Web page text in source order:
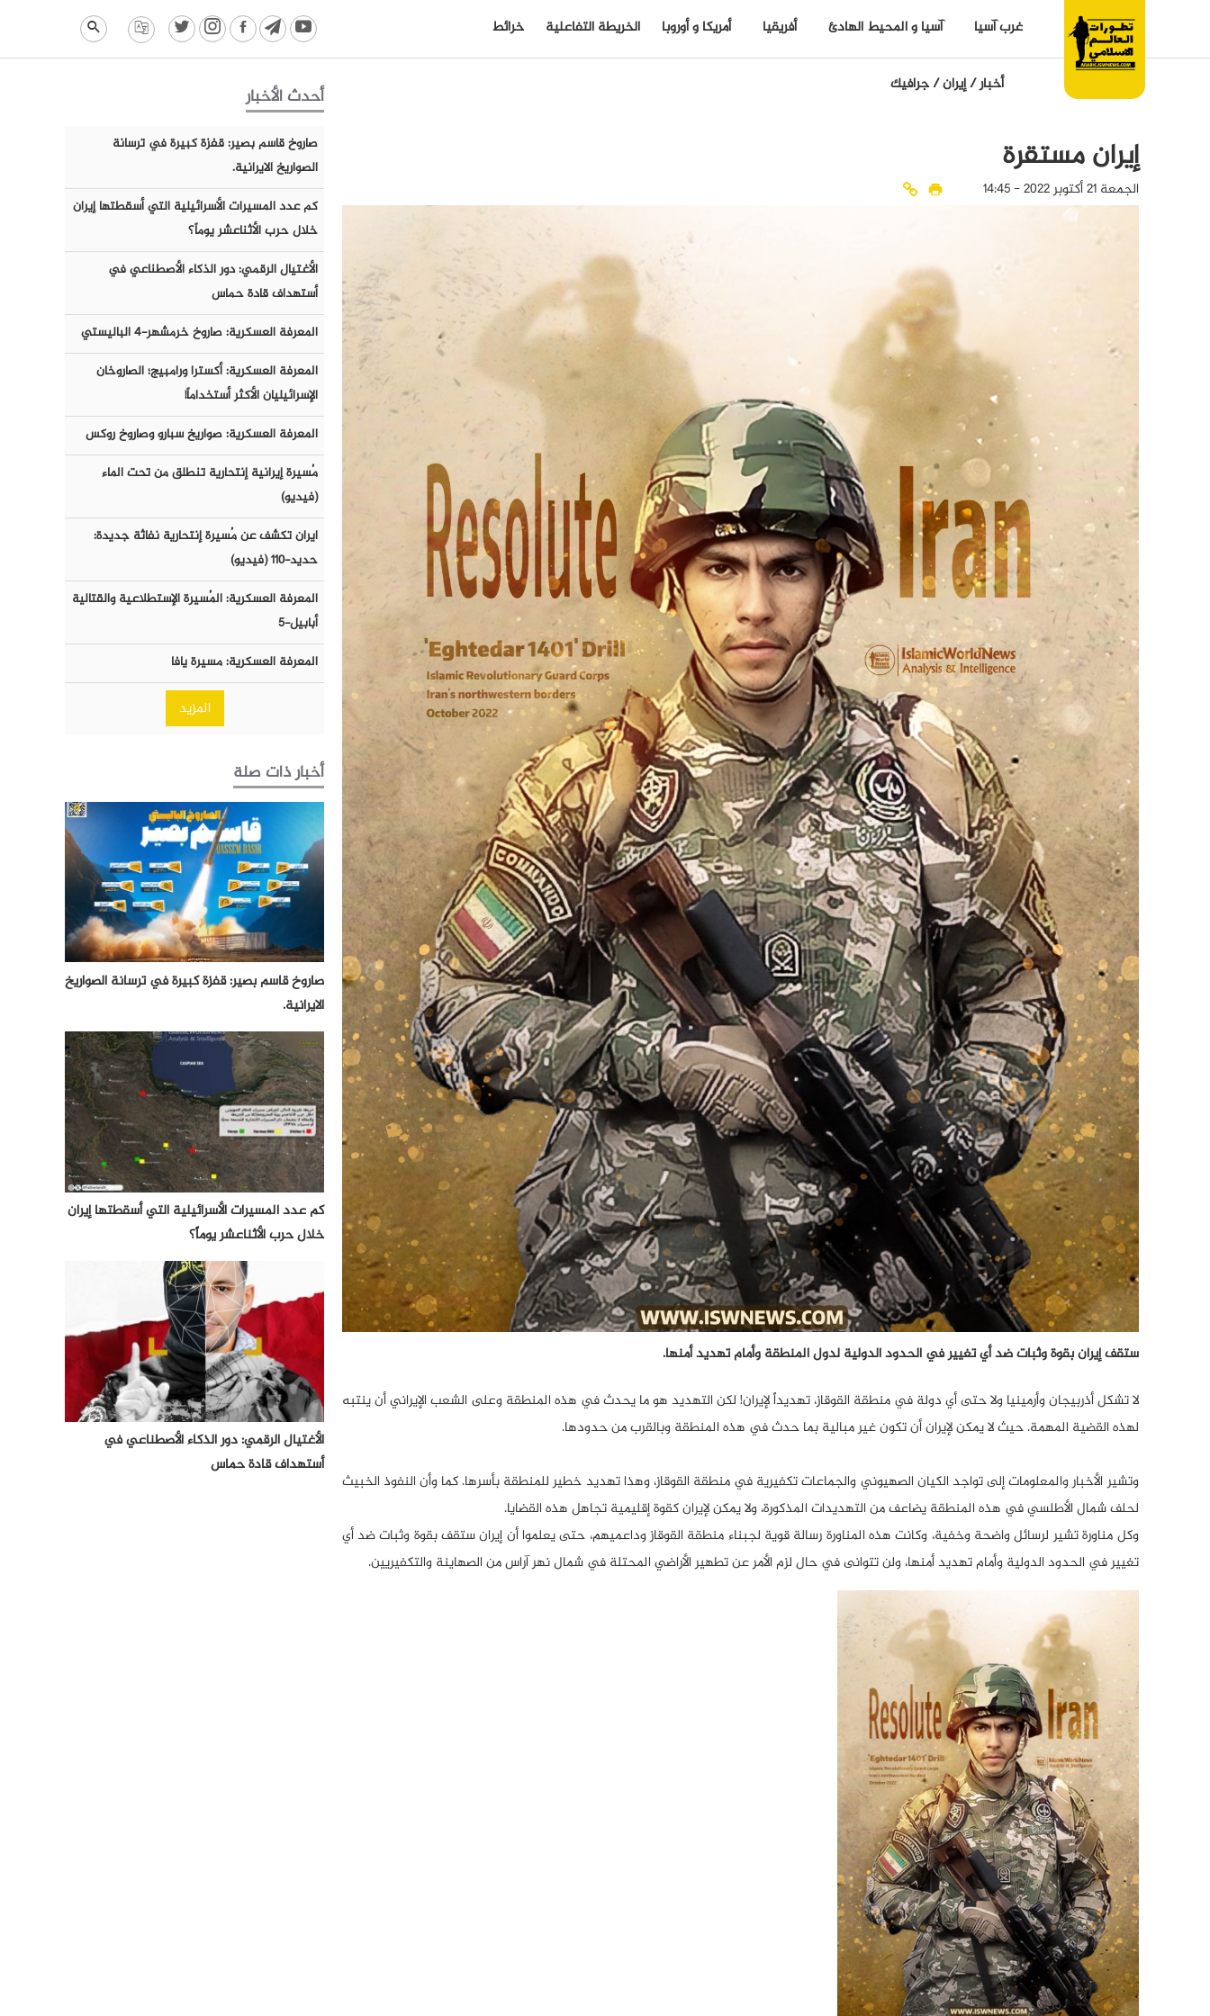
غرب آسيا آسيا و المحيط الهادئ أفريقيا أمريكا و أوروبا الخريطة التفاعلية خرائط
أخبار/إيران/جرافيك
إيران مستقرة
الجمعة 21 أكتوبر 2022 - 14:45
ستقف إيران بقوة وثبات ضد أي تغيير في الحدود الدولية لدول المنطقة وأمام تهديد أمنها.
لا تشكل أذربيجان وأرمينيا ولا حتى أي دولة في منطقة القوقاز، تهديداً لإيران! لكن التهديد هو ما يحدث في هذه المنطقة وعلى الشعب الإيراني أن ينتبه
لهذه القضية المهمة. حيث لا يمكن لإيران أن تكون غير مبالية بما حدث في هذه المنطقة وبالقرب من حدودها.
وتشير الأخبار والمعلومات إلى تواجد الكيان الصهيوني والجماعات تكفيرية في منطقة القوقاز، وهذا تهديد خطير للمنطقة بأسرها. كما وأن النفوذ الخبيث
لحلف شمال الأطلسي في هذه المنطقة يضاعف من التهديدات المذكورة، ولا يمكن لإيران كقوة إقليمية تجاهل هذه القضايا.
وكل مناورة تشير لرسائل واضحة وخفية، وكانت هذه المناورة رسالة قوية لجبناء منطقة القوقاز وداعميهم، حتى يعلموا أن إيران ستقف بقوة وثبات ضد أي
تغيير في الحدود الدولية وأمام تهديد أمنها، ولن تتوانى في حال لزم الأمر عن تطهير الأراضي المحتلة في شمال نهر آراس من الصهاينة والتكفيريين.
أحدث الأخبار
صاروخ قاسم بصير: قفزة كبيرة في ترسانة
الصواريخ الايرانية.
كم عدد المسيرات الأسرائيلية التي أسقطتها إيران
خلال حرب الأثناعشر يوماً؟
الأغتيال الرقمي: دور الذكاء الأصطناعي في
أستهداف قادة حماس
المعرفة العسكرية: صاروخ خرمشهر-٤ الباليستي
المعرفة العسكرية: أكسترا ورامبيج؛ الصاروخان
الإسرائيليان الأكثر أستخداماً!
المعرفة العسكرية: صواريخ سبارو وصاروخ روكس
مُسيرة إيرانية إنتحارية تنطلق من تحت الماء
(فيديو)
ايران تكشف عن مُسيرة إنتحارية نفاثة جديدة:
حديد-١١٠ (فيديو)
المعرفة العسكرية: المُسيرة الإستطلاعية والقتالية
أبابيل-٥
المعرفة العسكرية: مسيرة يافا
المزيد
أخبار ذات صلة
صاروخ قاسم بصير: قفزة كبيرة في ترسانة الصواريخ
الايرانية.
كم عدد المسيرات الأسرائيلية التي أسقطتها إيران
خلال حرب الأثناعشر يوماً؟
الأغتيال الرقمي: دور الذكاء الأصطناعي في
أستهداف قادة حماس